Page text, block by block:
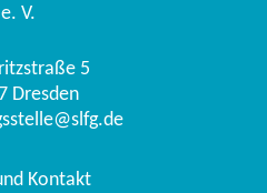
e. V.
5
Dresden
Kontakt